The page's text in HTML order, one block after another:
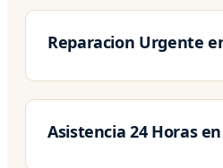
Reparacion Urgente
Asistencia 24 Horas